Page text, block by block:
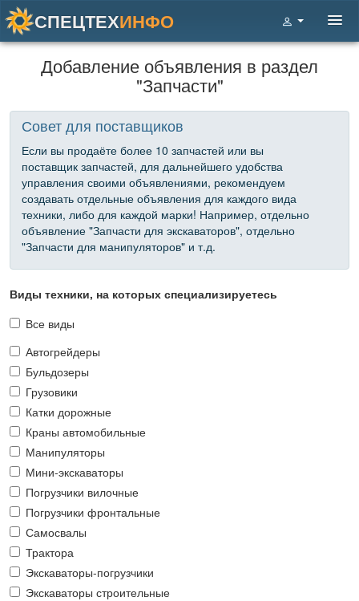
СПЕЦТЕХИНФО
Добавление объявления в раздел
"Запчасти"
Совет для поставщиков
Если вы продаёте более 10 запчастей или вы
поставщик запчастей, для дальнейшего удобства
управления своими объявлениями, рекомендуем
создавать отдельные объявления для каждого вида
техники, либо для каждой марки! Например, отдельно
объявление "Запчасти для экскаваторов", отдельно
"Запчасти для манипуляторов" и т.д.
Виды техники, на которых специализируетесь
Все виды
Автогрейдеры
Бульдозеры
Грузовики
Катки дорожные
Краны автомобильные
Манипуляторы
Мини-экскаваторы
Погрузчики вилочные
Погрузчики фронтальные
Самосвалы
Трактора
Экскаваторы-погрузчики
Экскаваторы строительные